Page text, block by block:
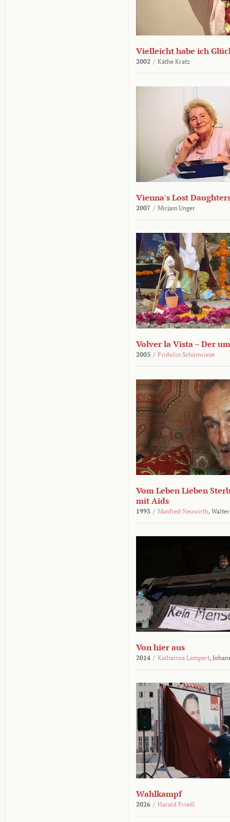
Vielleicht habe ich
2002 / Käthe Kratz
Vienna's Lost
2007 / Mirjam Unger
Volver la Vista – Der
2005 / Fridolin Schönwiese
Vom Leben Lieben
mit Aids
1993 / Manfred Neuwirth,
Von hier aus
2014 / Katharina Lampert,
Wahlkampf
2026 / Harald Friedl